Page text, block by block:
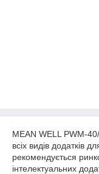
MEAN WELL PWM-
всіх видів додатків
рекомендується
інтелектуальних